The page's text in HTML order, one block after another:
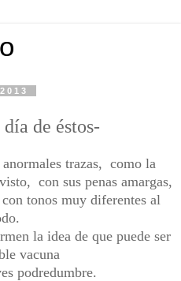
de éstos-
trazas, como la
con sus penas amargas,
tonos muy diferentes al
la idea de que puede ser
vacuna
podredumbre.